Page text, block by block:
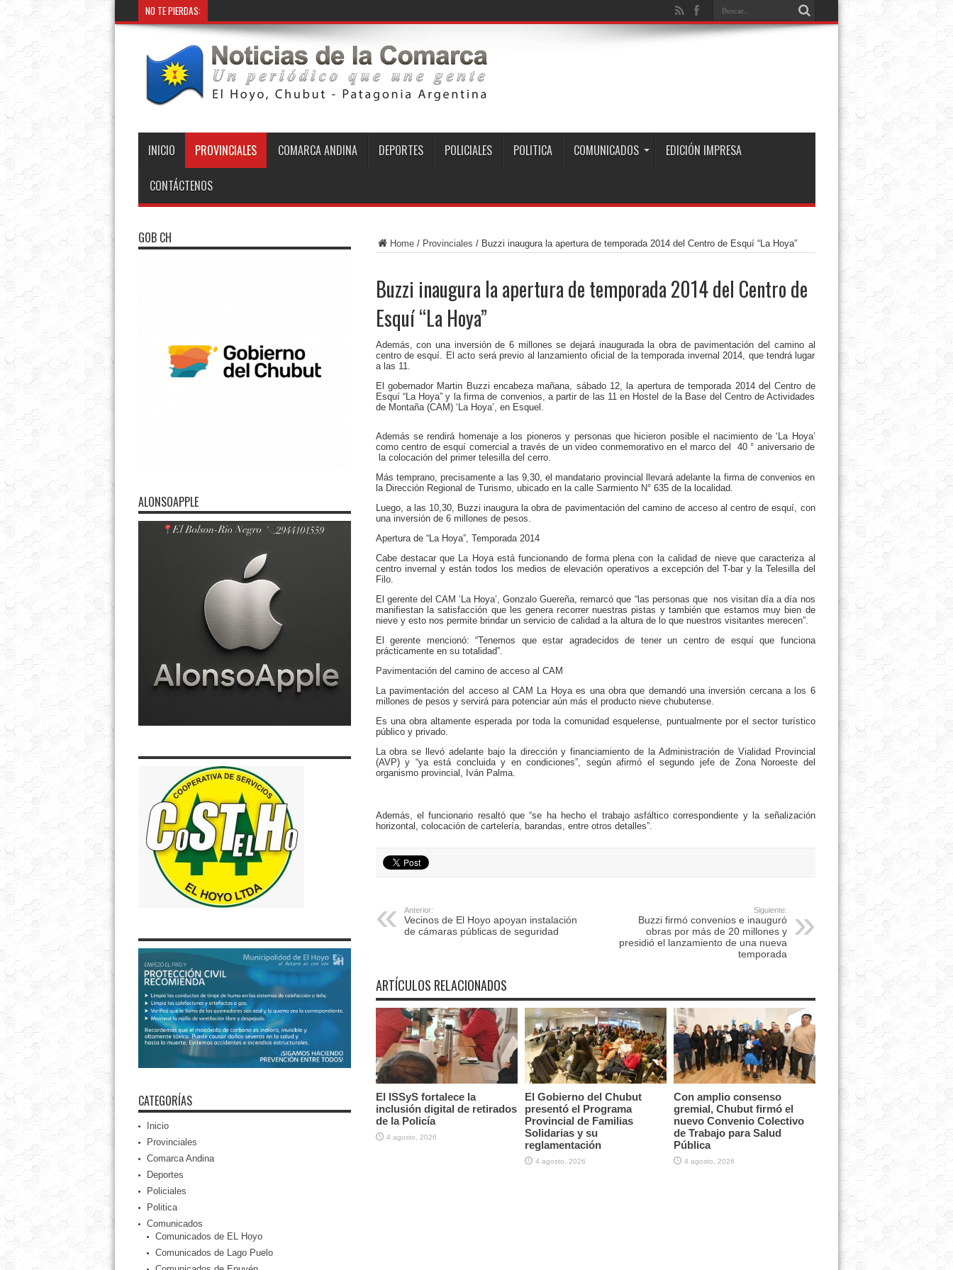
NO TE PIERDAS:
INICIO PROVINCIALES COMARCA ANDINA DEPORTES POLICIALES POLITICA COMUNICADOS EDICIÓN IMPRESA
CONTÁCTENOS
Home/ Provinciales / Buzzi inaugura la apertura de temporada 2014 del Centro de Esquí “La Hoya”
Buzzi inaugura la apertura de temporada 2014 del Centro de
Esquí “La Hoya”
Además, con una inversión de 6 millones se dejará inaugurada la obra de pavimentación del camino al
centro de esquí. El acto será previo al lanzamiento oficial de la temporada invernal 2014, que tendrá lugar
a las 11.
El gobernador Martin Buzzi encabeza mañana, sábado 12, la apertura de temporada 2014 del Centro de
Esquí “La Hoya” y la firma de convenios, a partir de las 11 en Hostel de la Base del Centro de Actividades
de Montaña (CAM) ‘La Hoya’, en Esquel.
Además se rendirá homenaje a los pioneros y personas que hicieron posible el nacimiento de ‘La Hoya’
como centro de esquí comercial a través de un video conmemorativo en el marco del 40 ° aniversario de
la colocación del primer telesilla del cerro.
Más temprano, precisamente a las 9,30, el mandatario provincial llevará adelante la firma de convenios en
la Dirección Regional de Turismo, ubicado en la calle Sarmiento N° 635 de la localidad.
Luego, a las 10,30, Buzzi inaugura la obra de pavimentación del camino de acceso al centro de esquí, con
una inversión de 6 millones de pesos.
Apertura de “La Hoya”, Temporada 2014
Cabe destacar que La Hoya está funcionando de forma plena con la calidad de nieve que caracteriza al
centro invernal y están todos los medios de elevación operativos a excepción del T-bar y la Telesilla del
Filo.
El gerente del CAM ‘La Hoya’, Gonzalo Guereña, remarcó que “las personas que nos visitan día a día nos
manifiestan la satisfacción que les genera recorrer nuestras pistas y también que estamos muy bien de
nieve y esto nos permite brindar un servicio de calidad a la altura de lo que nuestros visitantes merecen”.
El gerente mencionó: “Tenemos que estar agradecidos de tener un centro de esquí que funciona
prácticamente en su totalidad”.
Pavimentación del camino de acceso al CAM
La pavimentación del acceso al CAM La Hoya es una obra que demandó una inversión cercana a los 6
millones de pesos y servirá para potenciar aún más el producto nieve chubutense.
Es una obra altamente esperada por toda la comunidad esquelense, puntualmente por el sector turístico
público y privado.
La obra se llevó adelante bajo la dirección y financiamiento de la Administración de Vialidad Provincial
(AVP) y “ya está concluida y en condiciones”, según afirmó el segundo jefe de Zona Noroeste del
organismo provincial, Iván Palma.
Además, el funcionario resaltó que “se ha hecho el trabajo asfáltico correspondiente y la señalización
horizontal, colocación de cartelería, barandas, entre otros detalles”.
Anterior:
Vecinos de El Hoyo apoyan instalación
de cámaras públicas de seguridad
Siguiente:
Buzzi firmó convenios e inauguró
obras por más de 20 millones y
presidió el lanzamiento de una nueva
temporada
ARTÍCULOS RELACIONADOS
El ISSyS fortalece la
inclusión digital de retirados
de la Policía
4 agosto, 2026
El Gobierno del Chubut
presentó el Programa
Provincial de Familias
Solidarias y su
reglamentación
4 agosto, 2026
Con amplio consenso
gremial, Chubut firmó el
nuevo Convenio Colectivo
de Trabajo para Salud
Pública
4 agosto, 2026
GOB CH
ALONSOAPPLE
CATEGORÍAS
Inicio
Provinciales
Comarca Andina
Deportes
Policiales
Politica
Comunicados
Comunicados de EL Hoyo
Comunicados de Lago Puelo